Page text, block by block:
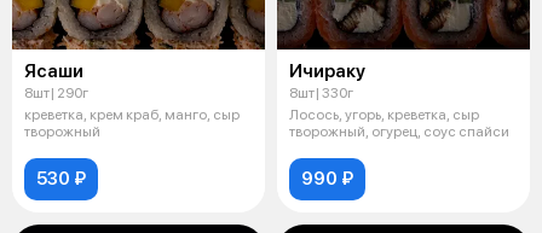
Ясаши
8шт| 290г
креветка, крем краб, манго, сыр
творожный
530 ₽
Ичираку
8шт| 330г
Лосось, угорь, креветка, сыр
творожный, огурец, соус спайси
990 ₽